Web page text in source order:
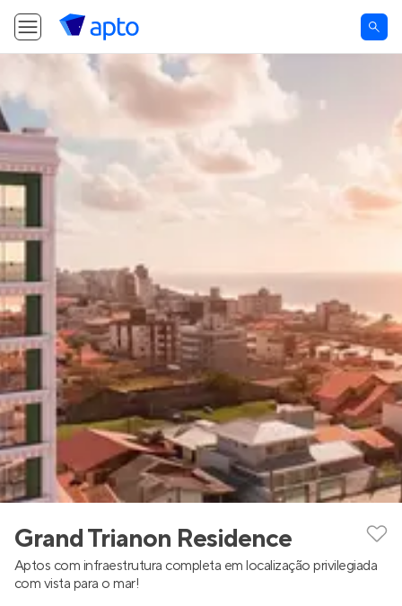
Grand Trianon Residence
Aptos com infraestrutura completa em localização privilegiada
com vista para o mar!